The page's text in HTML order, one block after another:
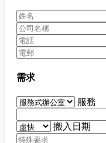
需求
服務
搬入日期